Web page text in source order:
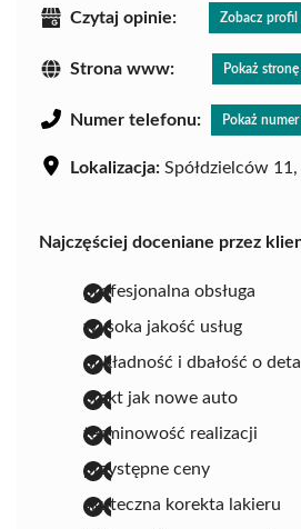
Czytaj opinie: Zobacz profil
Strona www: Pokaż stronę
Numer telefonu: Pokaż numer
Lokalizacja: Spółdzielców
Najczęściej doceniane przez
profesjonalna obsługa
wysoka jakość usług
dokładność i dbałość o
efekt jak nowe auto
terminowość realizacji
przystępne ceny
skuteczna korekta lakieru